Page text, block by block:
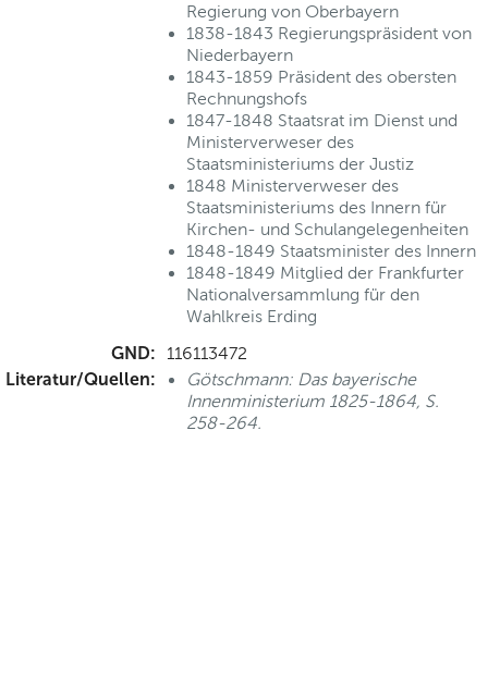
Regierung von Oberbayern
1838-1843 Regierungspräsident von
Niederbayern
1843-1859 Präsident des obersten
Rechnungshofs
1847-1848 Staatsrat im Dienst und
Ministerverweser des
Staatsministeriums der Justiz
1848 Ministerverweser des
Staatsministeriums des Innern für
Kirchen- und Schulangelegenheiten
1848-1849 Staatsminister des Innern
1848-1849 Mitglied der Frankfurter
Nationalversammlung für den
Wahlkreis Erding
GND: 116113472
Literatur/Quellen:
Götschmann: Das bayerische
Innenministerium 1825-1864, S.
258-264.